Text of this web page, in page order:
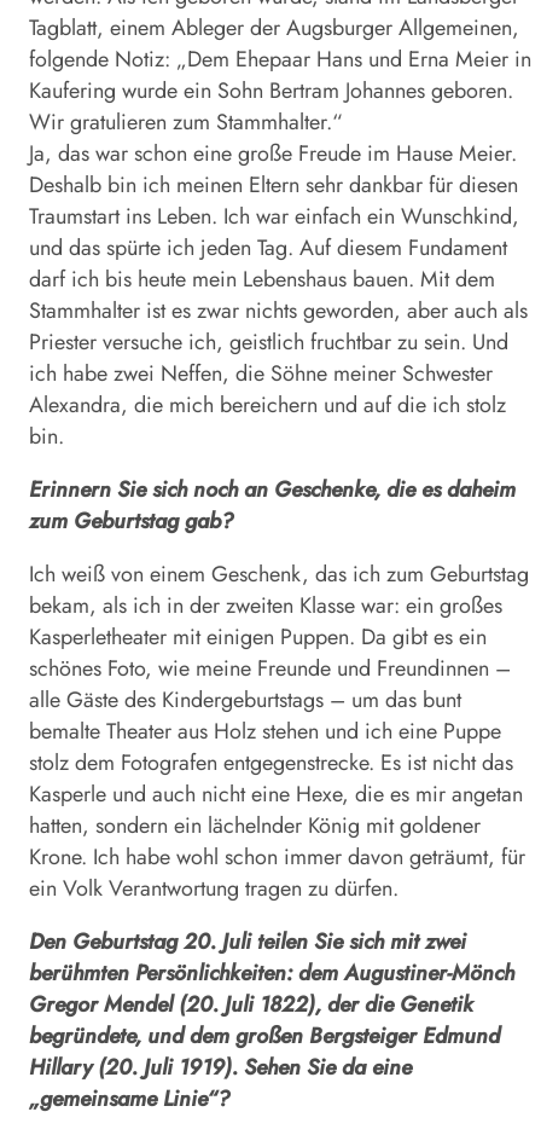
Tagblatt, einem Ableger der Augsburger Allgemeinen,
folgende Notiz: „Dem Ehepaar Hans und Erna Meier in
Kaufering wurde ein Sohn Bertram Johannes geboren.
Wir gratulieren zum Stammhalter.“
Ja, das war schon eine große Freude im Hause Meier.
Deshalb bin ich meinen Eltern sehr dankbar für diesen
Traumstart ins Leben. Ich war einfach ein Wunschkind,
und das spürte ich jeden Tag. Auf diesem Fundament
darf ich bis heute mein Lebenshaus bauen. Mit dem
Stammhalter ist es zwar nichts geworden, aber auch als
Priester versuche ich, geistlich fruchtbar zu sein. Und
ich habe zwei Neffen, die Söhne meiner Schwester
Alexandra, die mich bereichern und auf die ich stolz
bin.
Erinnern Sie sich noch an Geschenke, die es daheim
zum Geburtstag gab?
Ich weiß von einem Geschenk, das ich zum Geburtstag
bekam, als ich in der zweiten Klasse war: ein großes
Kasperletheater mit einigen Puppen. Da gibt es ein
schönes Foto, wie meine Freunde und Freundinnen –
alle Gäste des Kindergeburtstags – um das bunt
bemalte Theater aus Holz stehen und ich eine Puppe
stolz dem Fotografen entgegenstrecke. Es ist nicht das
Kasperle und auch nicht eine Hexe, die es mir angetan
hatten, sondern ein lächelnder König mit goldener
Krone. Ich habe wohl schon immer davon geträumt, für
ein Volk Verantwortung tragen zu dürfen.
Den Geburtstag 20. Juli teilen Sie sich mit zwei
berühmten Persönlichkeiten: dem Augustiner-Mönch
Gregor Mendel (20. Juli 1822), der die Genetik
begründete, und dem großen Bergsteiger Edmund
Hillary (20. Juli 1919). Sehen Sie da eine
„gemeinsame Linie“?